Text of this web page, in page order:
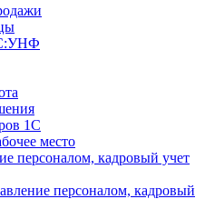
1С
место
персоналом, кадровый учет
персоналом, кадровый